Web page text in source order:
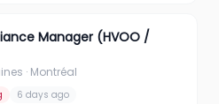
Manager (HVOO /
· Montréal
6 days ago